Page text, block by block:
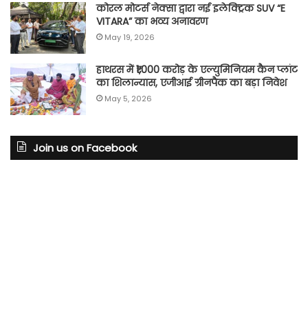
कोरल मोटर्स नेक्सा द्वारा नई इलेक्ट्रिक SUV “E
VITARA” का भव्य अनावरण
May 19, 2026
हाथरस में ₹1,000 करोड़ के एल्युमिनियम कैन प्लांट
का शिलान्यास, एजीआई ग्रीनपैक का बड़ा निवेश
May 5, 2026
Join us on Facebook